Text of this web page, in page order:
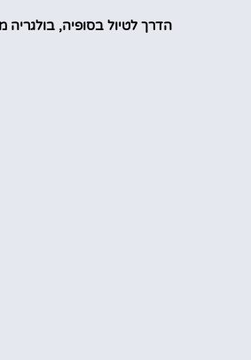
הדרך לטיול בסופיה, בולגריה